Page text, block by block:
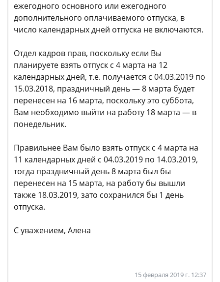
ежегодного основного или ежегодного
дополнительного оплачиваемого отпуска, в
число календарных дней отпуска не включаются.
Отдел кадров прав, поскольку если Вы
планируете взять отпуск с 4 марта на 12
календарных дней, т.е. получается с 04.03.2019 по
15.03.2018, праздничный день — 8 марта будет
перенесен на 16 марта, поскольку это суббота,
Вам необходимо выйти на работу 18 марта — в
понедельник.
Правильнее Вам было взять отпуск с 4 марта на
11 календарных дней с 04.03.2019 по 14.03.2019,
тогда праздничный день 8 марта был бы
перенесен на 15 марта, на работу бы вышли
также 18.03.2019, зато сохранился бы 1 день
отпуска.
С уважением, Алена
15 февраля 2019 г. 12:37